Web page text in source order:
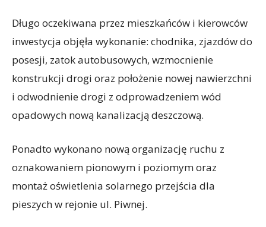
Długo oczekiwana przez mieszkańców i kierowców
inwestycja objęła wykonanie: chodnika, zjazdów do
posesji, zatok autobusowych, wzmocnienie
konstrukcji drogi oraz położenie nowej nawierzchni
i odwodnienie drogi z odprowadzeniem wód
opadowych nową kanalizacją deszczową.
Ponadto wykonano nową organizację ruchu z
oznakowaniem pionowym i poziomym oraz
montaż oświetlenia solarnego przejścia dla
pieszych w rejonie ul. Piwnej.